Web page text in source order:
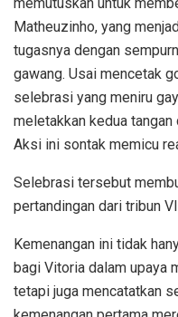
Matheuzinho, yang
tugasnya dengan
gawang. Usai mencetak
selebrasi yang meniru
meletakkan kedua tangan
Aksi ini sontak memicu
Selebrasi tersebut
pertandingan dari tribun
Kemenangan ini tidak
bagi Vitoria dalam upaya
tetapi juga mencatatkan